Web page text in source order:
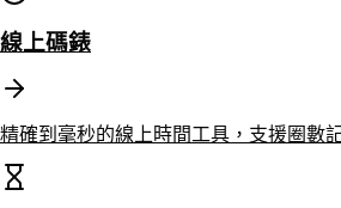
線上碼錶
精確到毫秒的線上時間工具，支援圈數